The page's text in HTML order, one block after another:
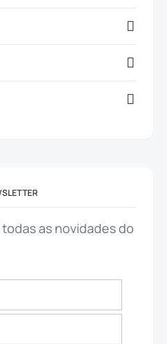
as novidades do